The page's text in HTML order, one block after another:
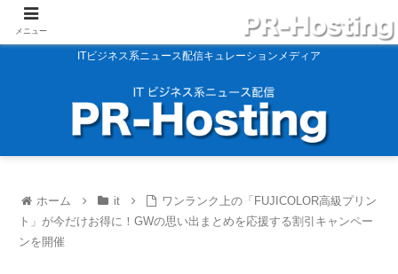
ITビジネス系ニュース配信キュレーションメディア
ホーム it
ワンランク上の「FUJICOLOR高級プリン
ト」が今だけお得に！GWの思い出まとめを応援する割引キャンペー
ンを開催
メニュー